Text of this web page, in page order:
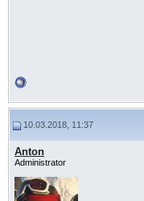
10.03.2018, 11:37
Anton
Administrator